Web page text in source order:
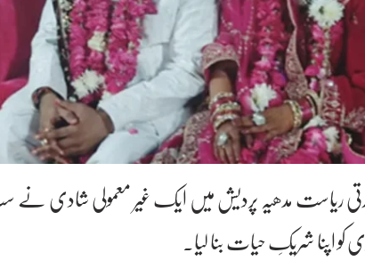
ریاست مدھیہ پردیش میں ایک غیر معمولی شادی نے
اپنا شریکِ حیات بنا لیا۔